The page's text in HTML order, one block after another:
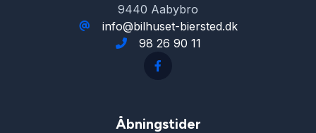
9440 Aabybro
info@bilhuset-biersted.dk
98 26 90 11
Åbningstider